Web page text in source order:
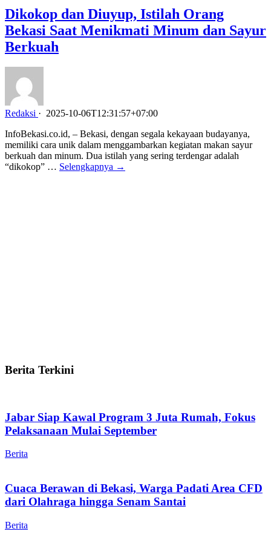
Dikokop dan Diuyup, Istilah Orang
Bekasi Saat Menikmati Minum dan Sayur
Berkuah
Redaksi · 2025-10-06T12:31:57+07:00
InfoBekasi.co.id, – Bekasi, dengan segala kekayaan budayanya,
memiliki cara unik dalam menggambarkan kegiatan makan sayur
berkuah dan minum. Dua istilah yang sering terdengar adalah
“dikokop” … Selengkapnya →
Berita Terkini
Jabar Siap Kawal Program 3 Juta Rumah, Fokus
Pelaksanaan Mulai September
Berita
Cuaca Berawan di Bekasi, Warga Padati Area CFD
dari Olahraga hingga Senam Santai
Berita